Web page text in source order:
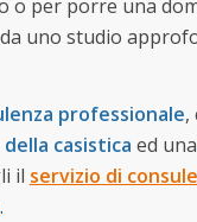
o per porre una
uno studio
professionale,
casistica ed una
il servizio di
.